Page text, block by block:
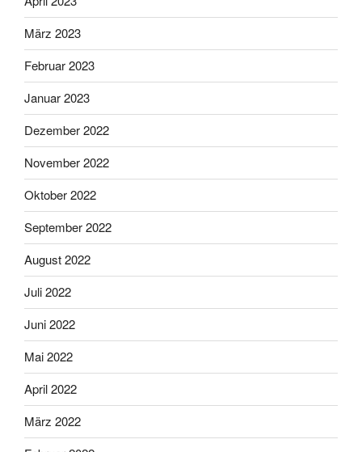
März 2023
Februar 2023
Januar 2023
Dezember 2022
November 2022
Oktober 2022
September 2022
August 2022
Juli 2022
Juni 2022
Mai 2022
April 2022
März 2022